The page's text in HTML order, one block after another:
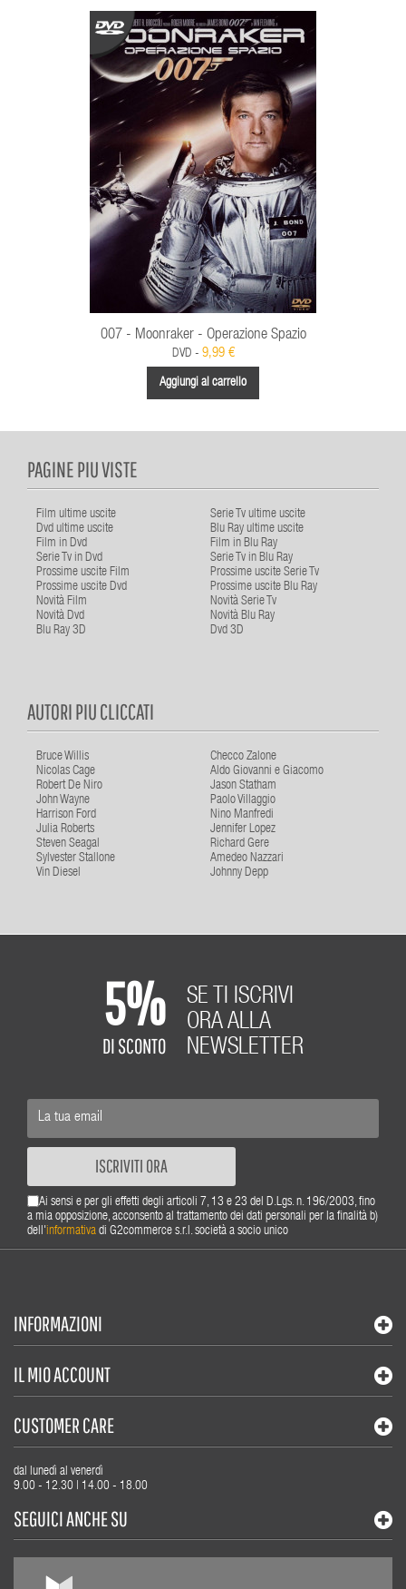
007 - Moonraker - Operazione Spazio
DVD - 9,99 €
Aggiungi al carrello
PAGINE PIU VISTE
Film ultime uscite
Serie Tv ultime uscite
Dvd ultime uscite
Blu Ray ultime uscite
Film in Dvd
Film in Blu Ray
Serie Tv in Dvd
Serie Tv in Blu Ray
Prossime uscite Film
Prossime uscite Serie Tv
Prossime uscite Dvd
Prossime uscite Blu Ray
Novità Film
Novità Serie Tv
Novità Dvd
Novità Blu Ray
Blu Ray 3D
Dvd 3D
AUTORI PIU CLICCATI
Bruce Willis
Checco Zalone
Nicolas Cage
Aldo Giovanni e Giacomo
Robert De Niro
Jason Statham
John Wayne
Paolo Villaggio
Harrison Ford
Nino Manfredi
Julia Roberts
Jennifer Lopez
Steven Seagal
Richard Gere
Sylvester Stallone
Amedeo Nazzari
Vin Diesel
Johnny Depp
5%
DI SCONTO
SE TI ISCRIVI
ORA ALLA
NEWSLETTER
ISCRIVITI ORA
Ai sensi e per gli effetti degli articoli 7, 13 e 23 del D.Lgs. n. 196/2003, fino
a mia opposizione, acconsento al trattamento dei dati personali per la finalità b)
dell'informativa di G2commerce s.r.l. società a socio unico
INFORMAZIONI
IL MIO ACCOUNT
CUSTOMER CARE
dal lunedì al venerdì
9.00 - 12.30 | 14.00 - 18.00
SEGUICI ANCHE SU